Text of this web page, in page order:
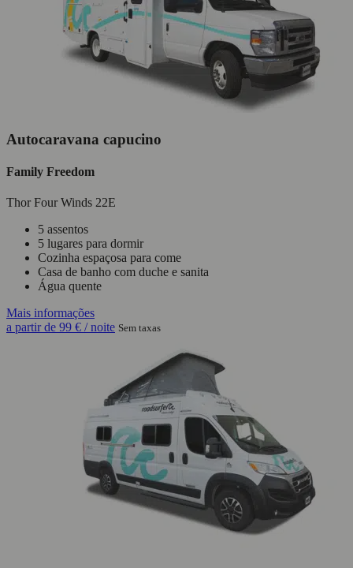
Autocaravana capucino
Family Freedom
Thor Four Winds 22E
5 assentos
5 lugares para dormir
Cozinha espaçosa para come
Casa de banho com duche e sanita
Água quente
Mais informações
a partir de 99 € / noite Sem taxas